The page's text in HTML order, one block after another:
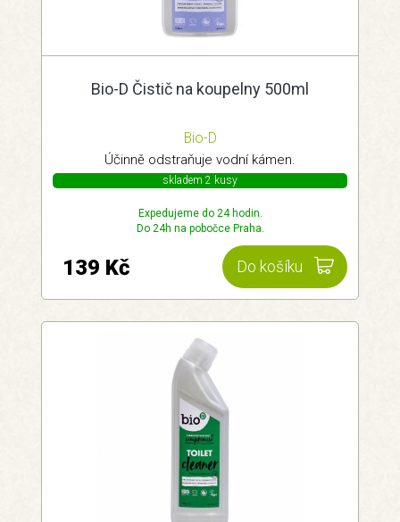
Bio-D Čistič na koupelny 500ml
Bio-D
Účinně odstraňuje vodní kámen.
skladem 2 kusy
Expedujeme do 24 hodin.
Do 24h na pobočce Praha.
Do košíku
139 Kč